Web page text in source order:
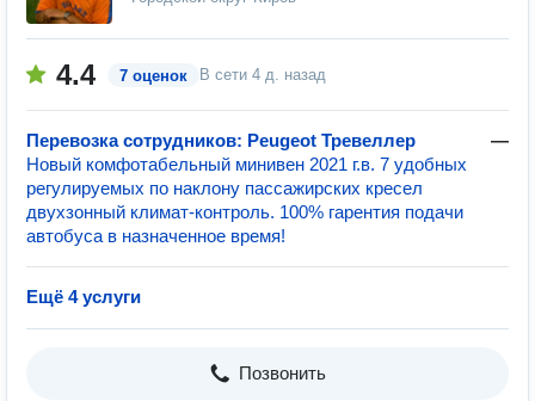
4.4 7 оценок В сети 4 д. назад
Перевозка сотрудников: Peugeot Тревеллер
—
Новый комфотабельный минивен 2021 г.в. 7 удобных
регулируемых по наклону пассажирских кресел
двухзонный климат-контроль. 100% гарентия подачи
автобуса в назначенное время!
Ещё 4 услуги
Позвонить